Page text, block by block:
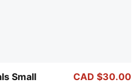
Small
CAD $30.00